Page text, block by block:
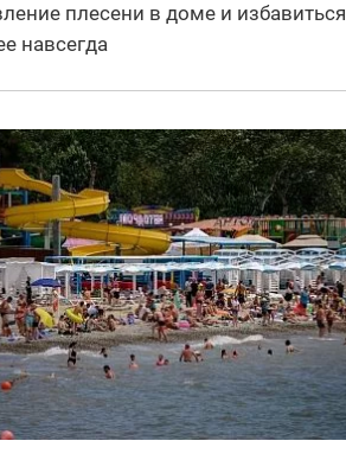
плесени в доме и избавиться
навсегда